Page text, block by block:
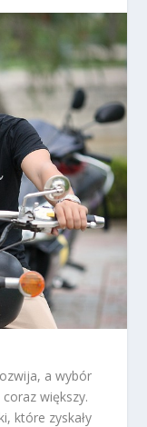
a wybór
większy.
które zyskały